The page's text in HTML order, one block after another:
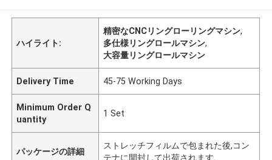
ハイライト:
精密なCNCリングローリングマシン,
多仕様リングロールマシン,
大容量リングロールマシン
Delivery Time 45-75 Working Days
Minimum Order Q
uantity
1 Set
パッケージの詳細
ストレッチフィルムで包まれた後,コン
テナに開封して出荷されます.